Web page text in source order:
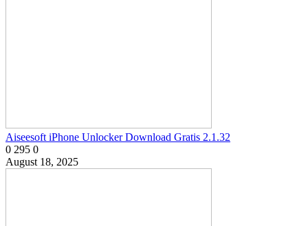
Aiseesoft iPhone Unlocker Download Gratis 2.1.32
0 295 0
August 18, 2025